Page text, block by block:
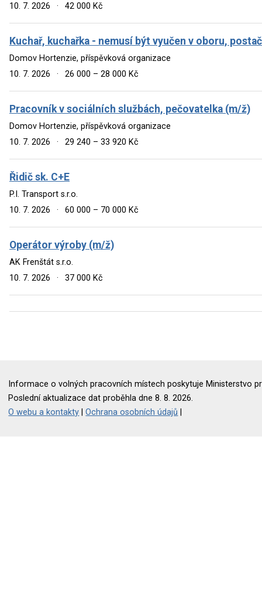
10. 7. 2026
· 42 000 Kč
Kuchař, kuchařka - nemusí být vyučen v oboru,
Domov Hortenzie, příspěvková organizace
10. 7. 2026
· 26 000 – 28 000 Kč
Pracovník v sociálních službách, pečovatelka (m/ž)
Domov Hortenzie, příspěvková organizace
10. 7. 2026
· 29 240 – 33 920 Kč
Řidič sk. C+E
P.I. Transport s.r.o.
10. 7. 2026
· 60 000 – 70 000 Kč
Operátor výroby (m/ž)
AK Frenštát s.r.o.
10. 7. 2026
· 37 000 Kč
Informace o volných pracovních místech poskytuje Ministerstvo
Poslední aktualizace dat proběhla dne 8. 8. 2026.
O webu a kontakty |Ochrana osobních údajů